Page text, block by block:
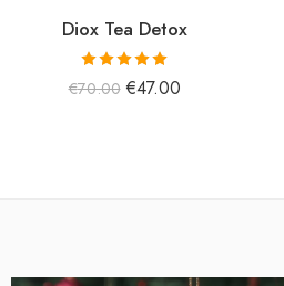
Diox Tea Detox
5 üzerinden
5.00oy aldı
€70.00 €47.00